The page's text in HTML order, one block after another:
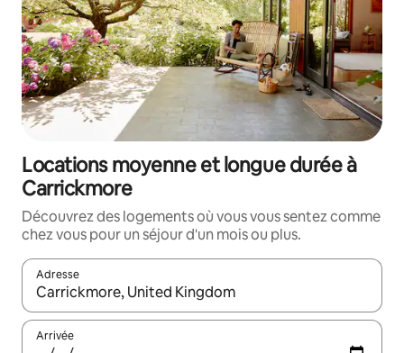
Locations moyenne et longue durée à
Carrickmore
Découvrez des logements où vous vous sentez comme
chez vous pour un séjour d'un mois ou plus.
Adresse
Lorsque les résultats s'affichent, utilisez les flèches vers le
Arrivée